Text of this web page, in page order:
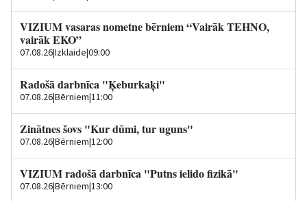
VIZIUM vasaras nometne bērniem “Vairāk TEHNO,
vairāk EKO”
07.08.26|Izklaide|09:00
Radošā darbnīca "Ķeburkaķi"
07.08.26|Bērniem|11:00
Zinātnes šovs "Kur dūmi, tur uguns"
07.08.26|Bērniem|12:00
VIZIUM radošā darbnīca "Putns ielido fizikā"
07.08.26|Bērniem|13:00